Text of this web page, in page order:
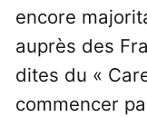
encore
auprès des
dites du «
commencer